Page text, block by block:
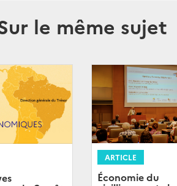
le même sujet
ARTICLE
Économie du